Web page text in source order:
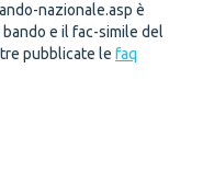
nazionale.asp è
e il fac-simile del
pubblicate le faq